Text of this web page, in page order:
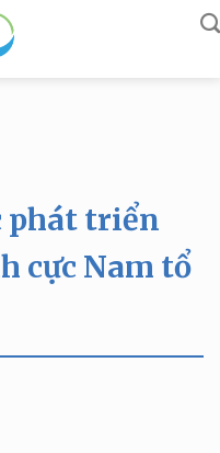
phát triển
cực Nam tổ